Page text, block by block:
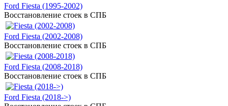
Ford Fiesta (1995-2002)
Восстановление стоек в СПБ
Ford Fiesta (2002-2008)
Восстановление стоек в СПБ
Ford Fiesta (2008-2018)
Восстановление стоек в СПБ
Ford Fiesta (2018->)